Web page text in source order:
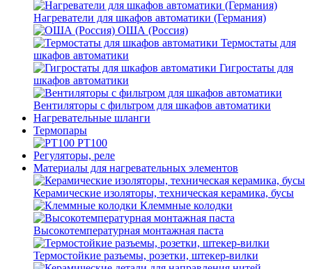
Нагреватели для шкафов автоматики (Германия)
ОША (Россия)
Термостаты для
шкафов автоматики
Гигростаты для
шкафов автоматики
Вентиляторы с фильтром для шкафов автоматики
Нагревательные шланги
Термопары
PT100
Регуляторы, реле
Материалы для нагревательных элементов
Керамические изоляторы, техническая керамика, бусы
Клеммные колодки
Высокотемпературная монтажная паста
Термостойкие разъемы, розетки, штекер-вилки